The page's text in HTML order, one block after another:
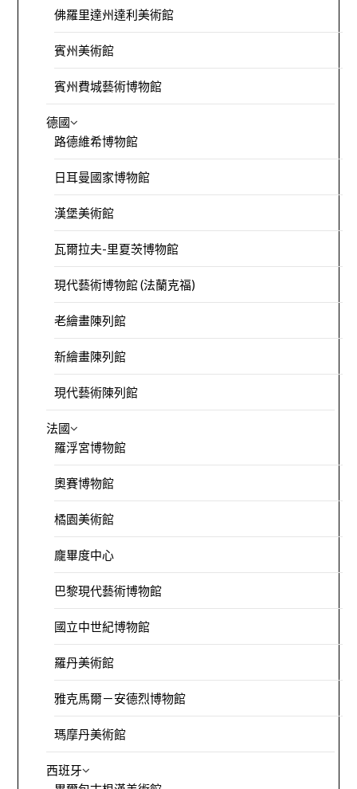
佛羅里達州達利美術館
賓州美術館
賓州費城藝術博物館
德國
路德維希博物館
日耳曼國家博物館
漢堡美術館
瓦爾拉夫-里夏茨博物館
現代藝術博物館 (法蘭克福)
老繪畫陳列館
新繪畫陳列館
現代藝術陳列館
法國
羅浮宮博物館
奧賽博物館
橘園美術館
龐畢度中心
巴黎現代藝術博物館
國立中世紀博物館
羅丹美術館
雅克馬爾－安德烈博物館
瑪摩丹美術館
西班牙